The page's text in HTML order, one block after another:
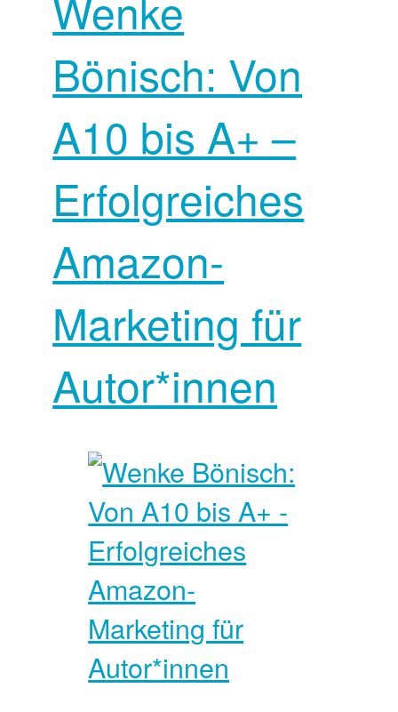
Bönisch: Von
A10 bis A+ –
Erfolgreiches
Amazon-
Marketing für
Autor*innen